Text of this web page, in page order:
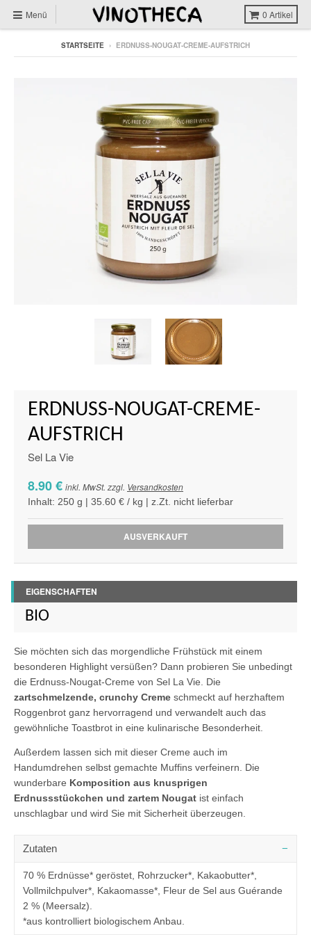
Menü 0 Artikel
STARTSEITE › ERDNUSS-NOUGAT-CREME-AUFSTRICH
ERDNUSS-NOUGAT-CREME-
AUFSTRICH
Sel La Vie
8.90 € inkl. MwSt. zzgl. Versandkosten
Inhalt: 250 g | 35.60 € / kg | z.Zt. nicht lieferbar
AUSVERKAUFT
EIGENSCHAFTEN
BIO
Sie möchten sich das morgendliche Frühstück mit einem
besonderen Highlight versüßen? Dann probieren Sie unbedingt
die Erdnuss-Nougat-Creme von Sel La Vie. Die
zartschmelzende, crunchy Creme schmeckt auf herzhaftem
Roggenbrot ganz hervorragend und verwandelt auch das
gewöhnliche Toastbrot in eine kulinarische Besonderheit.
Außerdem lassen sich mit dieser Creme auch im
Handumdrehen selbst gemachte Muffins verfeinern. Die
wunderbare Komposition aus knusprigen
Erdnussstückchen und zartem Nougat ist einfach
unschlagbar und wird Sie mit Sicherheit überzeugen.
Zutaten
70 % Erdnüsse* geröstet, Rohrzucker*, Kakaobutter*,
Vollmilchpulver*, Kakaomasse*, Fleur de Sel aus Guérande
2 % (Meersalz).
*aus kontrolliert biologischem Anbau.